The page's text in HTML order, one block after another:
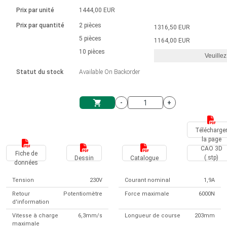
Système d'unité
Solénoïdes
Ø 28-42| 1-1400 rpm | <= 290Ncm
Contrôleur de moteur CC sans
Pilotes de moteurs à courant
continu à balais série DPWM
Pilotes de moteur pas à pas
Synchrone-Asynchrone | pour 1-4 actionneurs
Boîtes de contrôle
Synchrone-Asynchrone | pour 1-4 actionneurs
Français (EUR)
Norsk (NOK)
Suomi (EUR)
Svenska (SEK)
Prix par unité
Prix par quantité
Statut du stock
1444,00 EUR
2 pièces
5 pièces
10 pièces
Available On Backorder
1316,50 EUR
1164,00 EUR
- +
Télécharger
la page
Fiche de
données
Dessin Catalogue
CAO 3D
(.stp)
Tension 230V Courant nominal 1,9A
Retour
d'information
Potentiomètre Force maximale 6000N
Vitesse à charge
maximale
6,3mm/s Longueur de course 203mm